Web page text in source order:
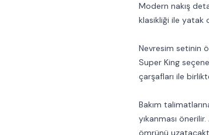
Modern nakış
klasikliği ile yatak
Nevresim setinin
Super King
çarşafları ile
Bakım
yıkanması
ömrünü